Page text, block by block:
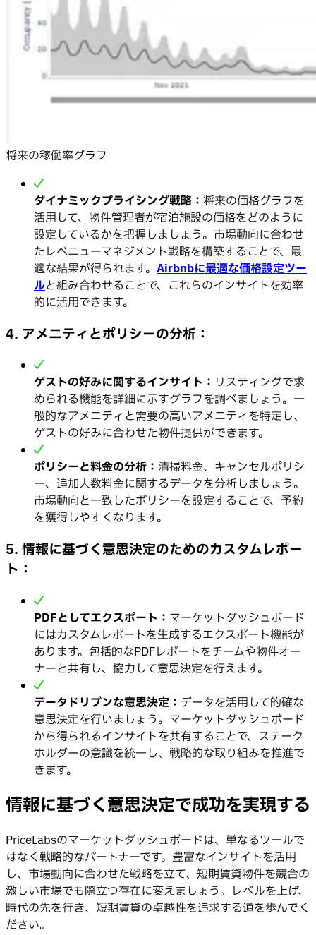
将来の稼働率グラフ
ダイナミックプライシング戦略： 将来の価格グラフを
活用して、物件管理者が宿泊施設の価格をどのように
設定しているかを把握しましょう。市場動向に合わせ
たレベニューマネジメント戦略を構築することで、最
適な結果が得られます。 Airbnbに最適な価格設定ツー
ルと組み合わせることで、これらのインサイトを効率
的に活用できます。
4. アメニティとポリシーの分析：
ゲストの好みに関するインサイト： リスティングで求
められる機能を詳細に示すグラフを調べましょう。一
般的なアメニティと需要の高いアメニティを特定し、
ゲストの好みに合わせた物件提供ができます。
ポリシーと料金の分析： 清掃料金、キャンセルポリシ
ー、追加人数料金に関するデータを分析しましょう。
市場動向と一致したポリシーを設定することで、予約
を獲得しやすくなります。
5. 情報に基づく意思決定のためのカスタムレポー
ト：
PDFとしてエクスポート： マーケットダッシュボード
にはカスタムレポートを生成するエクスポート機能が
あります。包括的なPDFレポートをチームや物件オー
ナーと共有し、協力して意思決定を行えます。
データドリブンな意思決定： データを活用して的確な
意思決定を行いましょう。マーケットダッシュボード
から得られるインサイトを共有することで、ステーク
ホルダーの意識を統一し、戦略的な取り組みを推進で
きます。
情報に基づく意思決定で成功を実現する
PriceLabsのマーケットダッシュボードは、単なるツールで
はなく戦略的なパートナーです。豊富なインサイトを活用
し、市場動向に合わせた戦略を立て、短期賃貸物件を競合の
激しい市場でも際立つ存在に変えましょう。レベルを上げ、
時代の先を行き、短期賃貸の卓越性を追求する道を歩んでく
ださい。